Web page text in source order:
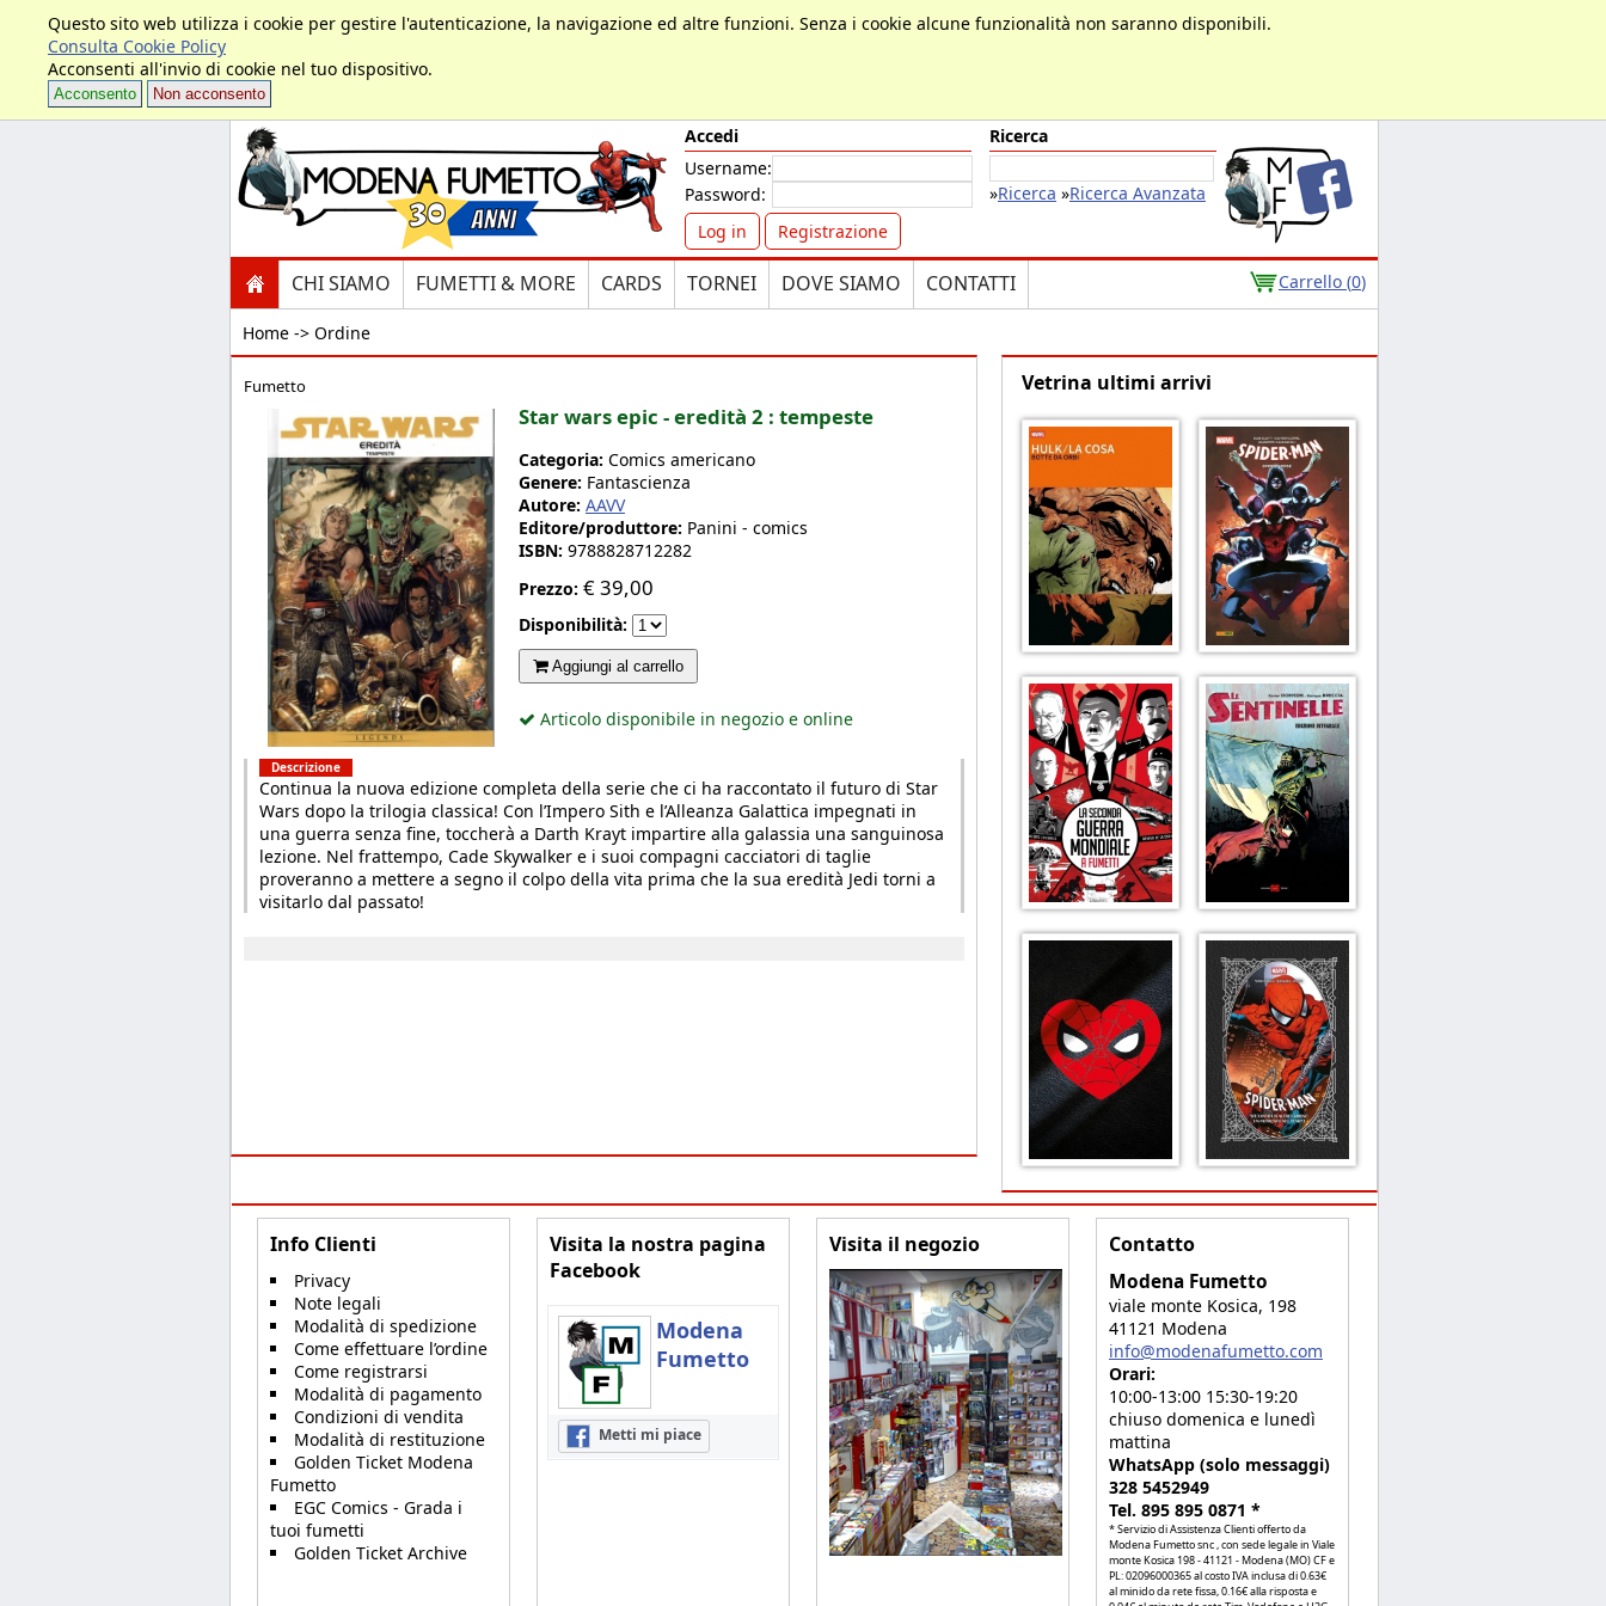
Questo sito web utilizza i cookie per gestire l'autenticazione, la navigazione ed altre funzioni. Senza i cookie alcune funzionalità non saranno disponibili.
Consulta Cookie Policy
Acconsenti all'invio di cookie nel tuo dispositivo.
Acconsento Non acconsento
Accedi
Username:
Password:
Log in
Registrazione
Ricerca
»Ricerca »Ricerca Avanzata
CHI SIAMO FUMETTI & MORE CARDS TORNEI DOVE SIAMO CONTATTI Carrello (0)
Home -> Ordine
Fumetto
Star wars epic - eredità 2 : tempeste
Categoria: Comics americano
Genere: Fantascienza
Autore: AAVV
Editore/produttore: Panini - comics
ISBN: 9788828712282
Prezzo: €39,00
Disponibilità:
Aggiungi al carrello
Articolo disponibile in negozio e online
Descrizione
Continua la nuova edizione completa della serie che ci ha raccontato il futuro di Star
Wars dopo la trilogia classica! Con l’Impero Sith e l’Alleanza Galattica impegnati in
una guerra senza fine, toccherà a Darth Krayt impartire alla galassia una sanguinosa
lezione. Nel frattempo, Cade Skywalker e i suoi compagni cacciatori di taglie
proveranno a mettere a segno il colpo della vita prima che la sua eredità Jedi torni a
visitarlo dal passato!
Vetrina ultimi arrivi
Info Clienti
Privacy
Note legali
Modalità di spedizione
Come effettuare l’ordine
Come registrarsi
Modalità di pagamento
Condizioni di vendita
Modalità di restituzione
Golden Ticket Modena
Fumetto
EGC Comics - Grada i
tuoi fumetti
Golden Ticket Archive
Visita la nostra pagina
Facebook
Modena
Fumetto
Metti mi piace
Visita il negozio Contatto
Modena Fumetto
viale monte Kosica, 198
41121 Modena
info@modenafumetto.com
Orari:
10:00-13:00 15:30-19:20
chiuso domenica e lunedì
mattina
WhatsApp (solo messaggi)
328 5452949
Tel. 895 895 0871 *
* Servizio di Assistenza Clienti offerto da
Modena Fumetto snc , con sede legale in Viale
monte Kosica 198 - 41121 - Modena (MO) CF e
PL: 02096000365 al costo IVA inclusa di 0.63€
al minido da rete fissa, 0.16€ alla risposta e